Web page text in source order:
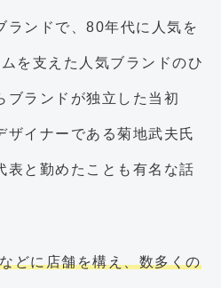
ランドで、80年代に人気を
を支えた人気ブランドのひ
ブランドが独立した当初
ザイナーである菊地武夫氏
表と勤めたことも有名な話
どに店舗を構え、数多くの